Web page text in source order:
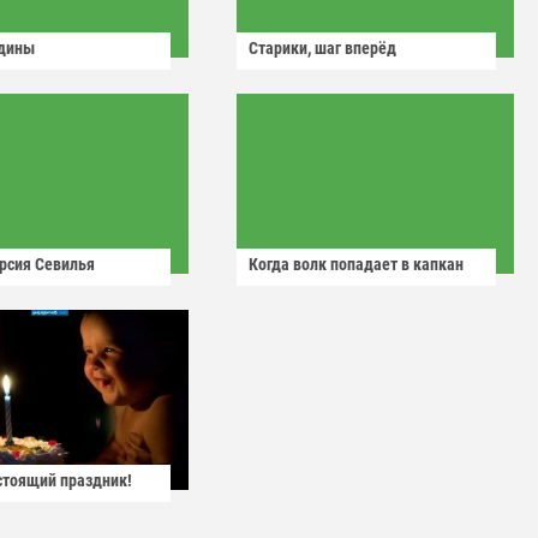
Старики, шаг вперёд
Севилья Когда волк попадает в капкан
праздник!